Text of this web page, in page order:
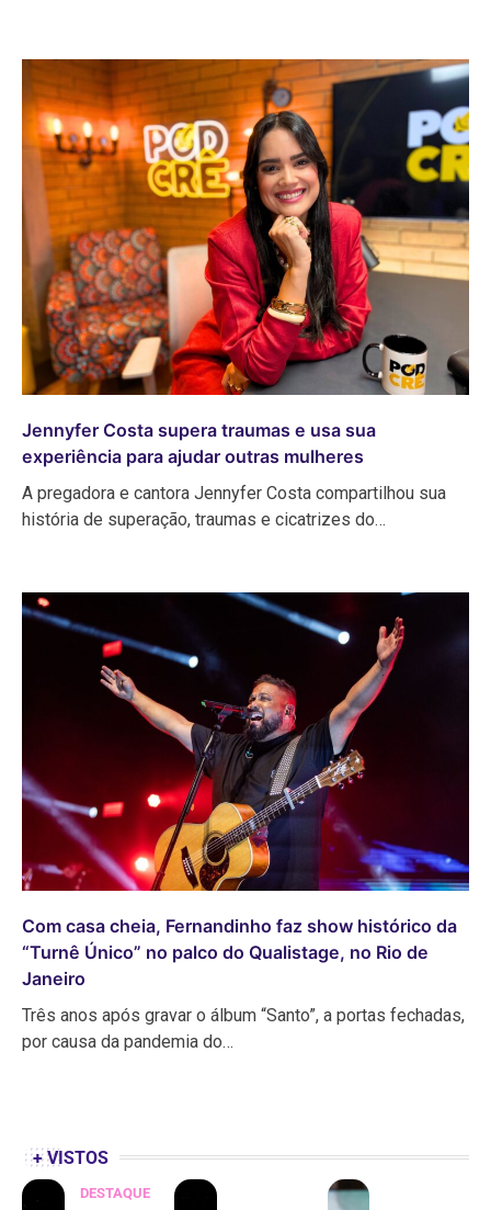
Jennyfer Costa supera traumas e usa sua
experiência para ajudar outras mulheres
A pregadora e cantora Jennyfer Costa compartilhou sua
história de superação, traumas e cicatrizes do…
Com casa cheia, Fernandinho faz show histórico da
“Turnê Único” no palco do Qualistage, no Rio de
Janeiro
Três anos após gravar o álbum “Santo”, a portas fechadas,
por causa da pandemia do…
+ VISTOS
DESTAQUE